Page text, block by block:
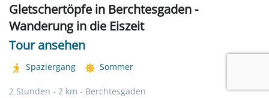
Gletschertöpfe in Berchtesgaden -
Wanderung in die Eiszeit
Tour ansehen
Spaziergang Sommer
2 Stunden - 2 km - Berchtesgaden